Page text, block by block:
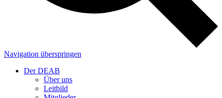
Navigation überspringen
Der DEAB
Über uns
Leitbild